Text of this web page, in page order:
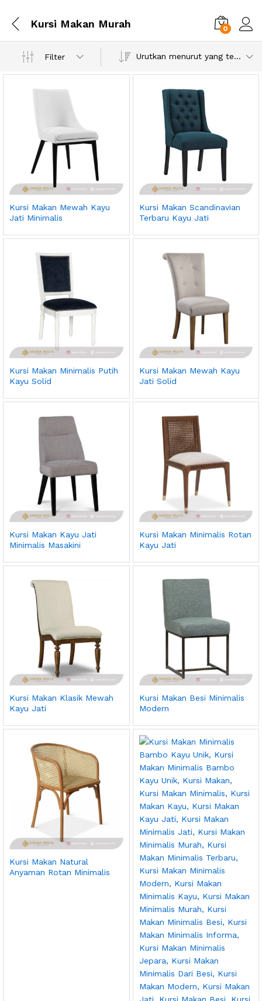
Kursi Makan Murah 0
Filter Urutkan menurut yang terbaru
Kursi Makan Mewah Kayu
Jati Minimalis
Kursi Makan Scandinavian
Terbaru Kayu Jati
Kursi Makan Minimalis Putih
Kayu Solid
Kursi Makan Mewah Kayu
Jati Solid
Kursi Makan Kayu Jati
Minimalis Masakini
Kursi Makan Minimalis Rotan
Kayu Jati
Kursi Makan Klasik Mewah
Kayu Jati
Kursi Makan Besi Minimalis
Modern
Kursi Makan Natural
Anyaman Rotan Minimalis